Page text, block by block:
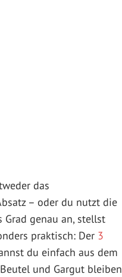
das
– oder du nutzt die
genau an, stellst
praktisch: Der 3
du einfach aus dem
und Gargut bleiben